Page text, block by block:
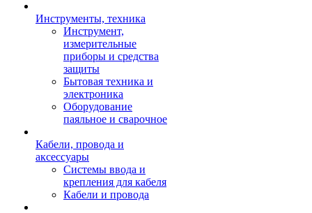
Инструменты, техника
Инструмент,
измерительные
приборы и средства
защиты
Бытовая техника и
электроника
Оборудование
паяльное и сварочное
Кабели, провода и
аксессуары
Системы ввода и
крепления для кабеля
Кабели и провода